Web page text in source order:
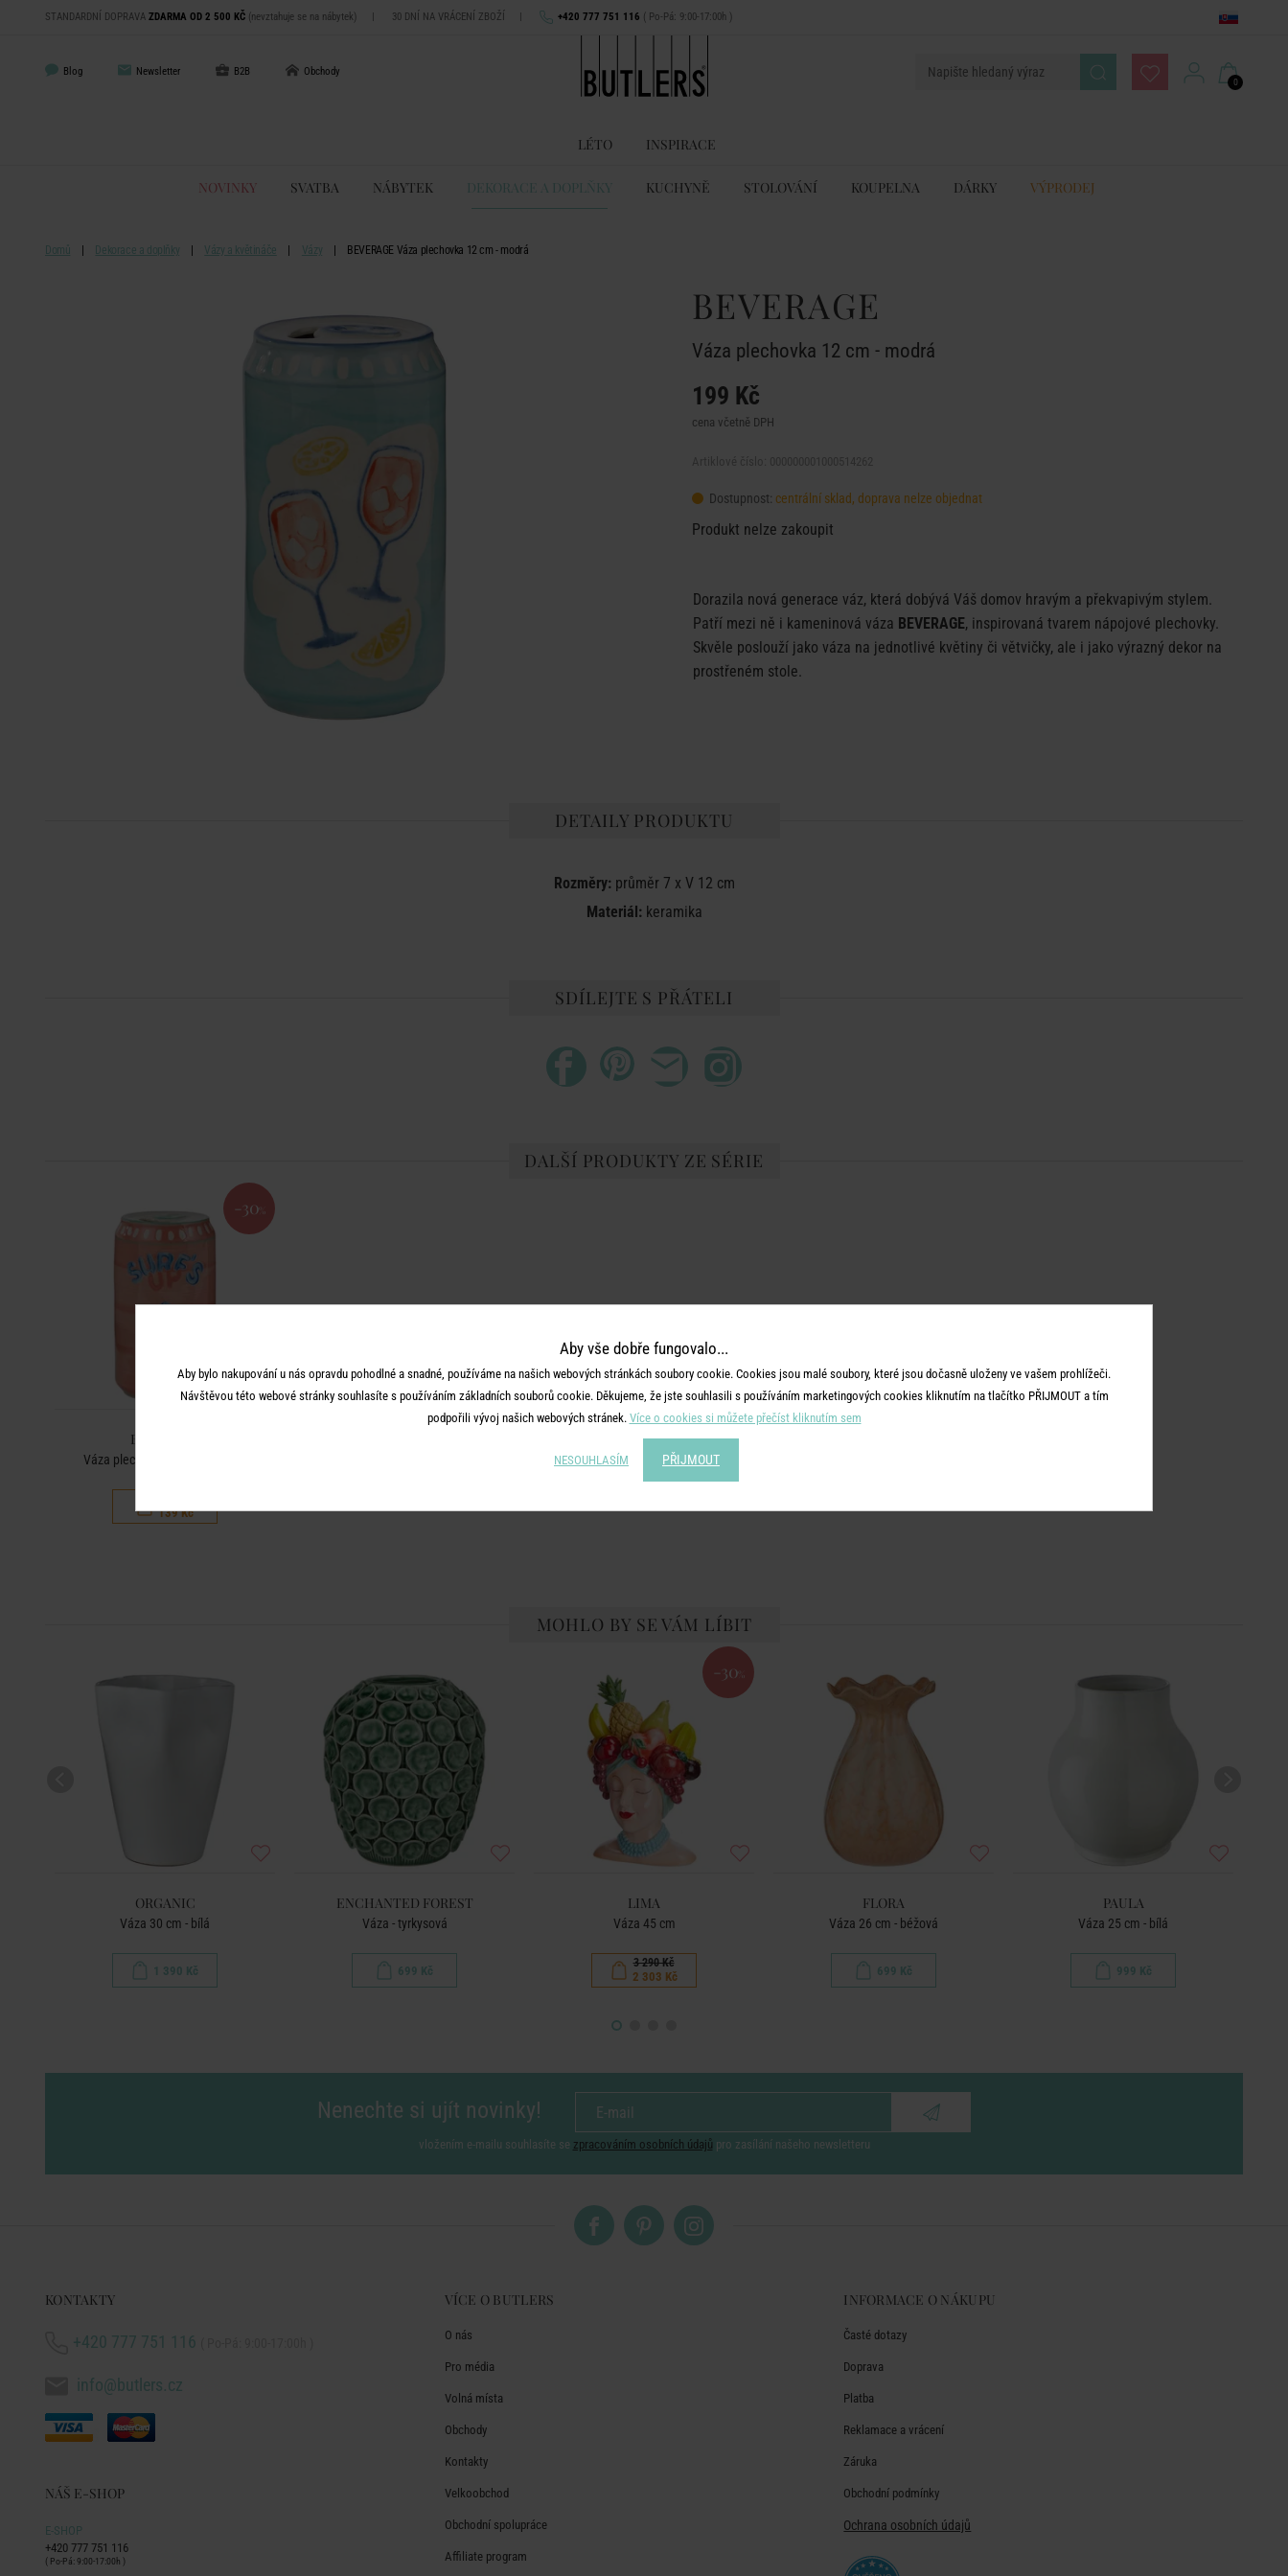
STANDARDNÍ DOPRAVA ZDARMA OD 2 500 KČ (nevztahuje se na nábytek) | 30 DNÍ NA VRÁCENÍ ZBOŽÍ | +420 777 751 116 ( Po-Pá: 9:00-17:00h )
Blog Newsletter B2B Obchody
0
LÉTO INSPIRACE
NOVINKY SVATBA NÁBYTEK DEKORACE A DOPLŇKY KUCHYNĚ STOLOVÁNÍ KOUPELNA DÁRKY VÝPRODEJ
Domů Dekorace a doplňky Vázy a květináče Vázy BEVERAGE Váza plechovka 12 cm - modrá
BEVERAGE
Váza plechovka 12 cm - modrá
199 Kč
cena včetně DPH
Dostupnost: centrální sklad, doprava nelze objednat
Produkt nelze zakoupit
Dorazila nová generace váz, která dobývá Váš domov hravým a překvapivým stylem.
Patří mezi ně i kameninová váza BEVERAGE, inspirovaná tvarem nápojové plechovky.
Skvěle poslouží jako váza na jednotlivé květiny či větvičky, ale i jako výrazný dekor na
prostřeném stole.
DETAILY PRODUKTU
Rozměry:průměr 7 x V 12 cm
Materiál:keramika
SDÍLEJTE S PŘÁTELI
DALŠÍ PRODUKTY ZE SÉRIE
-30 %
BEVERAGE
Váza plechovka 12 cm - růžová
139 Kč
MOHLO BY SE VÁM LÍBIT
ORGANIC
Váza 30 cm - bílá
1 390 Kč
ENCHANTED FOREST
Váza - tyrkysová
699 Kč
-30 %
LIMA
Váza 45 cm
3 290 Kč
2 303 Kč
FLORA
Váza 26 cm - béžová
699 Kč
PAULA
Váza 25 cm - bílá
999 Kč
Nenechte si ujít novinky!
vložením e-mailu souhlasíte se zpracováním osobních údajů pro zasílání našeho newsletteru
KONTAKTY
+420 777 751 116
info@butlers.cz
NÁŠ E-SHOP
E-SHOP
+420 777 751 116
( Po-Pá: 9:00-17:00h )
VÍCE O BUTLERS
O nás
Pro média
Volná místa
Obchody
Kontakty
Velkoobchod
Obchodní spolupráce
Affiliate program
INFORMACE O NÁKUPU
Časté dotazy
Doprava
Platba
Reklamace a vrácení
Záruka
Obchodní podmínky
Ochrana osobních údajů
Aby vše dobře fungovalo...
Aby bylo nakupování u nás opravdu pohodlné a snadné, používáme na našich webových stránkách soubory cookie. Cookies jsou malé soubory, které jsou dočasně uloženy ve vašem prohlížeči.
Návštěvou této webové stránky souhlasíte s používáním základních souborů cookie. Děkujeme, že jste souhlasili s používáním marketingových cookies kliknutím na tlačítko PŘIJMOUT a tím
podpořili vývoj našich webových stránek. Více o cookies si můžete přečíst kliknutím sem
NESOUHLASÍM PŘIJMOUT